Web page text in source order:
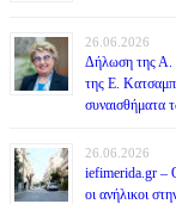
26.06.2026
Δήλωση της Α.
της Ε.
συναισθήματα
26.06.2026
iefimerida.gr –
οι ανήλικοι